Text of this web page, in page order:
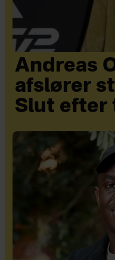
Andreas
afslører
Slut efter